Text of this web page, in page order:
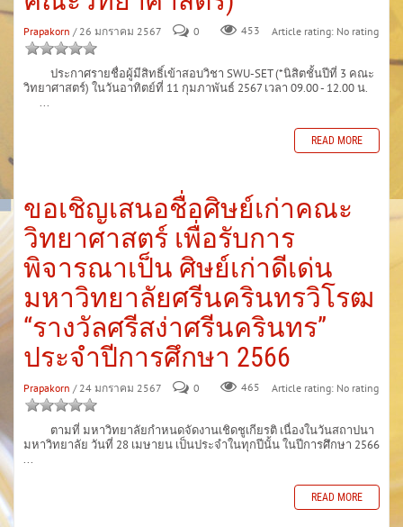
Prapakorn / 26 มกราคม 2567 0 453 Article rating: No rating
ประกาศรายชื่อผู้มีสิทธิ์เข้าสอบวิชา SWU-SET (*นิสิตชั้นปีที่ 3 คณะ
วิทยาศาสตร์) ในวันอาทิตย์ที่ 11 กุมภาพันธ์ 2567 เวลา 09.00 - 12.00 น.
...
READ MORE
ขอเชิญเสนอชื่อศิษย์เก่าคณะ
วิทยาศาสตร์ เพื่อรับการ
พิจารณาเป็น ศิษย์เก่าดีเด่น
มหาวิทยาลัยศรีนครินทรวิโรฒ
“รางวัลศรีสง่าศรีนครินทร”
ประจำปีการศึกษา 2566
Prapakorn / 24 มกราคม 2567 0 465 Article rating: No rating
ตามที่ มหาวิทยาลัยกำหนดจัดงานเชิดชูเกียรติ เนื่องในวันสถาปนา
มหาวิทยาลัย วันที่ 28 เมษายน เป็นประจำในทุกปีนั้น ในปีการศึกษา 2566
...
READ MORE